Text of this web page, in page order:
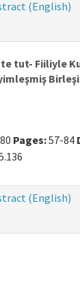
(English)
tut- Fiiliyle
Pages:57-84
(English)